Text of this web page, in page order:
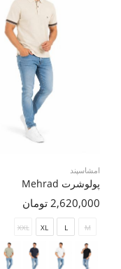
امشاسپند
پولوشرت Mehrad
2,620,000 تومان
M
L
XL
XXL